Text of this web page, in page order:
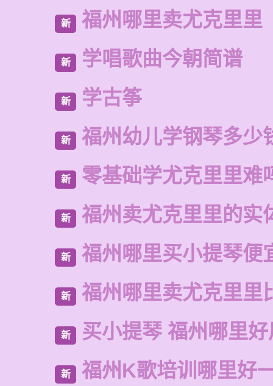
新 福州哪里卖尤克里里
新 学唱歌曲今朝简谱
新 学古筝
新 福州幼儿学钢琴多少
新 零基础学尤克里里难
新 福州卖尤克里里的实
新 福州哪里买小提琴便
新 福州哪里卖尤克里里
新 买小提琴 福州哪里
新 福州K歌培训哪里好